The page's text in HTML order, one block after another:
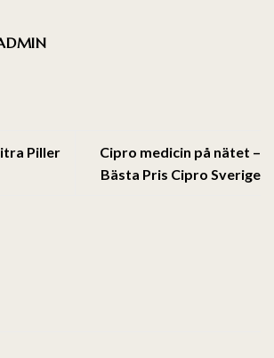
Piller
Cipro medicin på nätet –
Bästa Pris Cipro Sverige